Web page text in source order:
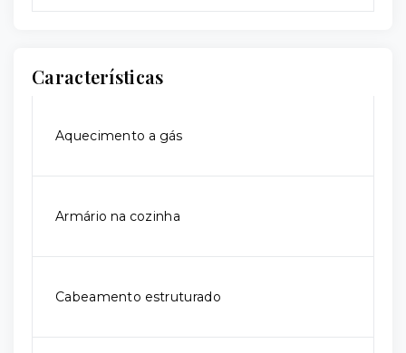
Características
Aquecimento a gás
Armário na cozinha
Cabeamento estruturado